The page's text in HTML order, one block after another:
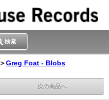
検索
＞Greg Foat - Blobs
次の商品へ